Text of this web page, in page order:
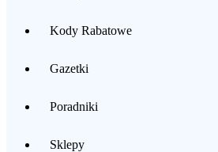
Kody Rabatowe
Gazetki
Poradniki
Sklepy